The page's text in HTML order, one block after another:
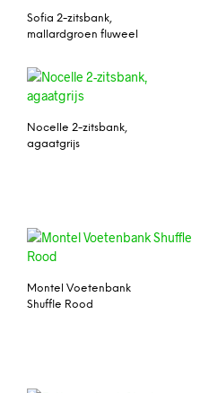
Sofia 2-zitsbank,
mallardgroen fluweel
Nocelle 2-zitsbank,
agaatgrijs
Montel Voetenbank
Shuffle Rood